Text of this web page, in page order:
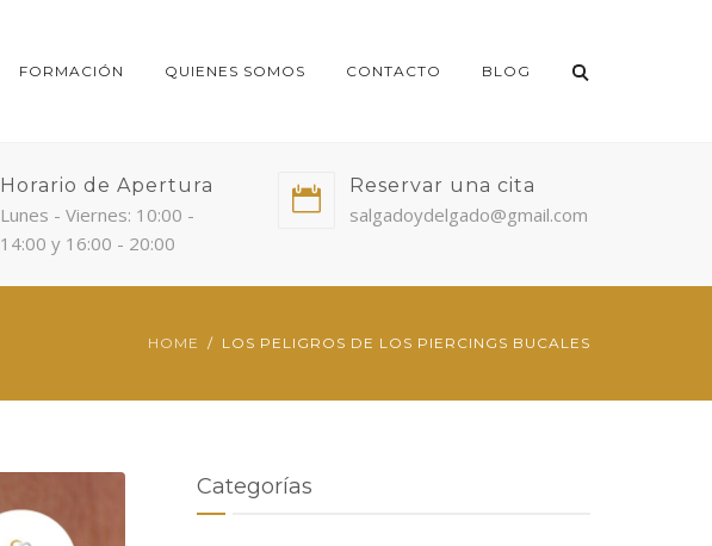
FORMACIÓN QUIENES SOMOS CONTACTO BLOG
Horario de Apertura
Lunes - Viernes: 10:00 -
14:00 y 16:00 - 20:00
Reservar una cita
salgadoydelgado@gmail.com
HOME LOS PELIGROS DE LOS PIERCINGS BUCALES
Categorías